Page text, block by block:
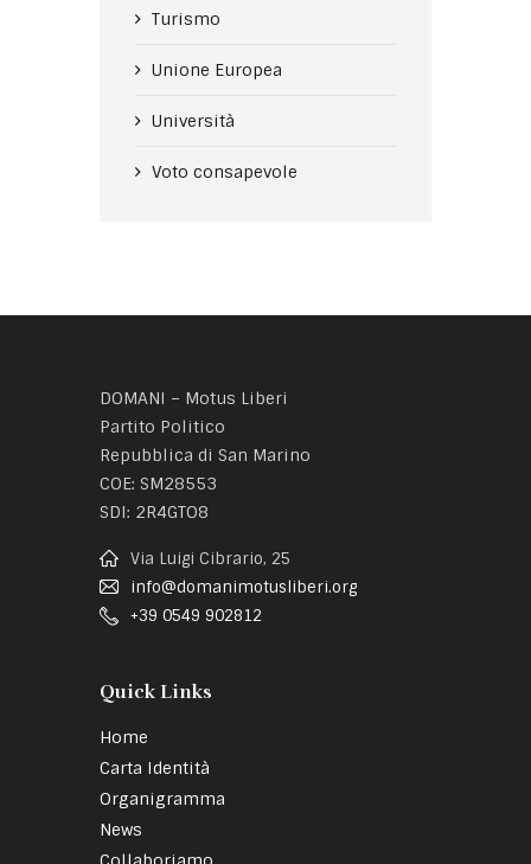
Turismo
Unione Europea
Università
Voto consapevole
DOMANI – Motus Liberi
Partito Politico
Repubblica di San Marino
COE: SM28553
SDI: 2R4GTO8
Via Luigi Cibrario, 25
info@domanimotusliberi.org
+39 0549 902812
Quick Links
Home
Carta Identità
Organigramma
News